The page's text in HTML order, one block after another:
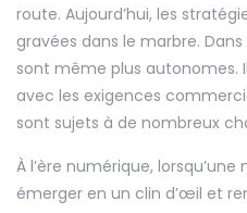
route. Aujourd’hui, les
gravées dans le marbre.
sont même plus autonomes.
avec les exigences
sont sujets à de nombreux
À l’ère numérique,
émerger en un clin d’œil et